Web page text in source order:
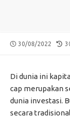
PUBLISHED
30/08/2022
Di dunia ini
cap merupakan
dunia investasi.
secara